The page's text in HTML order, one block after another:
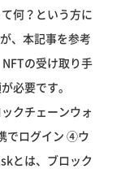
何？という方に
、本記事を参考
の受け取り手
必要です。
クチェーンウォ
でログイン ④ウ
とは、ブロック